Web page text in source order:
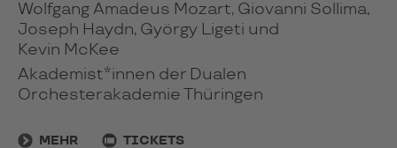
Wolfgang Amadeus Mozart, Giovanni Sollima,
Joseph Haydn, György Ligeti und
Kevin McKee
Akademist*innen der Dualen
Orchesterakademie Thüringen
MEHR TICKETS